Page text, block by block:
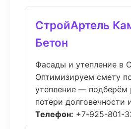
СтройАртель
Бетон
Фасады и утепление в
Оптимизируем смету
утепление — подберём
потери долговечности
Телефон: +7-925-801-